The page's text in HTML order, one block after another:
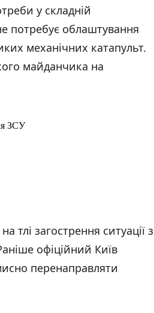
у складній
потребує облаштування
механічних катапульт.
майданчика на
ЗСУ
тлі загострення ситуації з
офіційний Київ
перенаправляти